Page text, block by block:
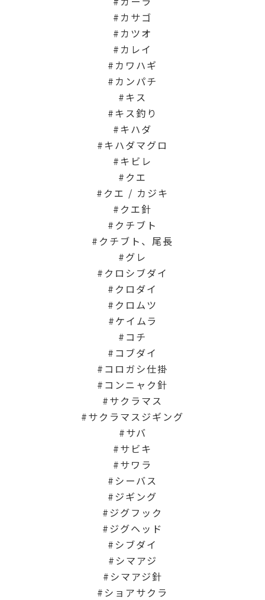
カサゴ
カツオ
カレイ
カワハギ
カンパチ
キス
キス釣り
キハダ
キハダマグロ
キビレ
クエ
クエ / カジキ
クエ針
クチブト
クチブト、尾長
グレ
クロシブダイ
クロダイ
クロムツ
ケイムラ
コチ
コブダイ
コロガシ仕掛
コンニャク針
サクラマス
サクラマスジギング
サバ
サビキ
サワラ
シーバス
ジギング
ジグフック
ジグヘッド
シブダイ
シマアジ
シマアジ針
ショアサクラ